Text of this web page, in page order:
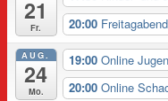
21
Fr.
20:00
AUG.
24
Mo.
19:00 Online
20:00 Online